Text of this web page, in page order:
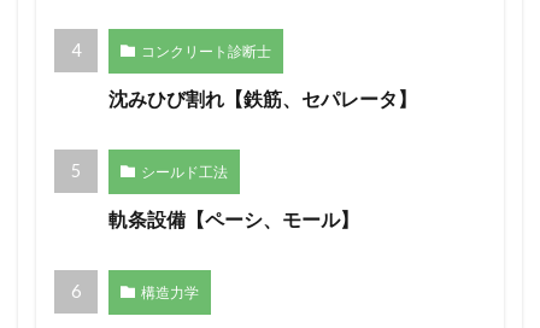
コンクリート診断士
沈みひび割れ【鉄筋、セパレータ】
シールド工法
軌条設備【ペーシ、モール】
構造力学